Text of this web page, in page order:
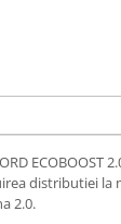
ECOBOOST
distributiei la
2.0.